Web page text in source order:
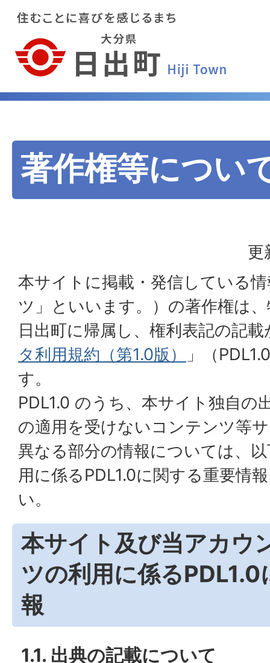
著作権等につい
更
本サイトに掲載・発信している
ツ」といいます。）の著作権は
日出町に帰属し、権利表記の記
タ利用規約（第1.0版）
」（
す。
PDL1.0 のうち、本サイト独自の
の適用を受けないコンテンツ等
異なる部分の情報については、
用に係るPDL1.0に関する重要情
い。
本サイト及び当アカウ
ツの利用に係るPDL1.0
報
1.1. 出典の記載について